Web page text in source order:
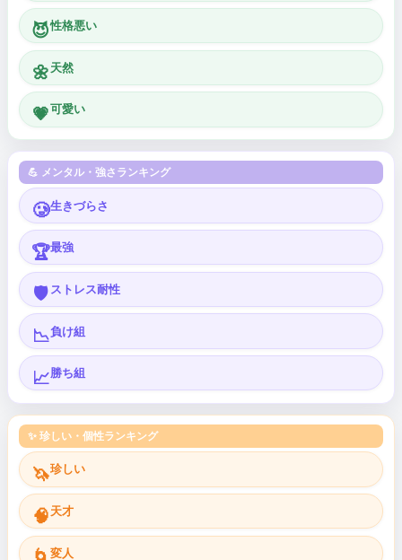
😈性格悪い
🌼 天然
💗可愛い
💪 メンタル・強さランキング
🥲生きづらさ
🏆最強
🛡️ ストレス耐性
📉負け組
📈勝ち組
✨ 珍しい・個性ランキング
🦄珍しい
🧠 天才
変人